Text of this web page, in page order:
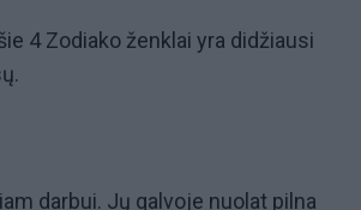
4 Zodiako ženklai yra didžiausi
darbui. Jų galvoje nuolat pilna